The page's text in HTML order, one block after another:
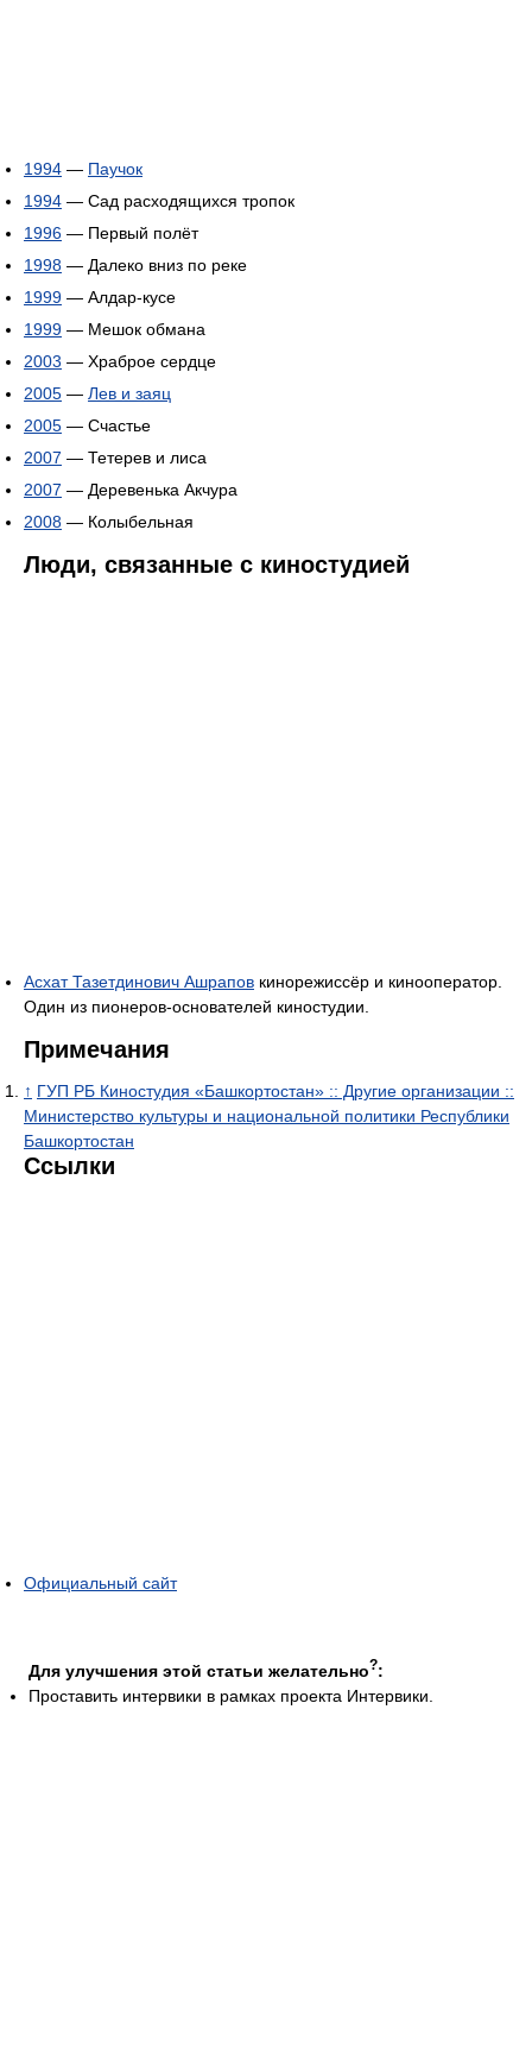
1994 — Паучок
1994 — Сад расходящихся тропок
1996 — Первый полёт
1998 — Далеко вниз по реке
1999 — Алдар-кусе
1999 — Мешок обмана
2003 — Храброе сердце
2005 — Лев и заяц
2005 — Счастье
2007 — Тетерев и лиса
2007 — Деревенька Акчура
2008 — Колыбельная
Люди, связанные с киностудией
Асхат Тазетдинович Ашрапов кинорежиссёр и кинооператор.
Один из пионеров-основателей киностудии.
Примечания
↑ ГУП РБ Киностудия «Башкортостан» :: Другие организации ::
Министерство культуры и национальной политики Республики
Башкортостан
Ссылки
Официальный сайт
Для улучшения этой статьи желательно?:
Проставить интервики в рамках проекта Интервики.